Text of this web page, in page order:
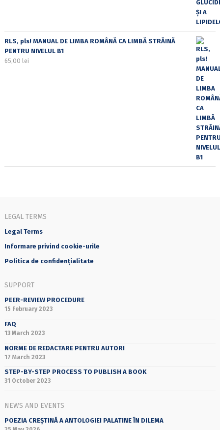
RLS, pls! MANUAL DE LIMBA ROMÂNĂ CA LIMBĂ STRĂINĂ
PENTRU NIVELUL B1
65,00 lei
LEGAL TERMS
Legal Terms
Informare privind cookie-urile
Politica de confidențialitate
SUPPORT
PEER-REVIEW PROCEDURE
15 February 2023
FAQ
13 March 2023
NORME DE REDACTARE PENTRU AUTORI
17 March 2023
STEP-BY-STEP PROCESS TO PUBLISH A BOOK
31 October 2023
NEWS AND EVENTS
POEZIA CREȘTINĂ A ANTOLOGIEI PALATINE ÎN DILEMA